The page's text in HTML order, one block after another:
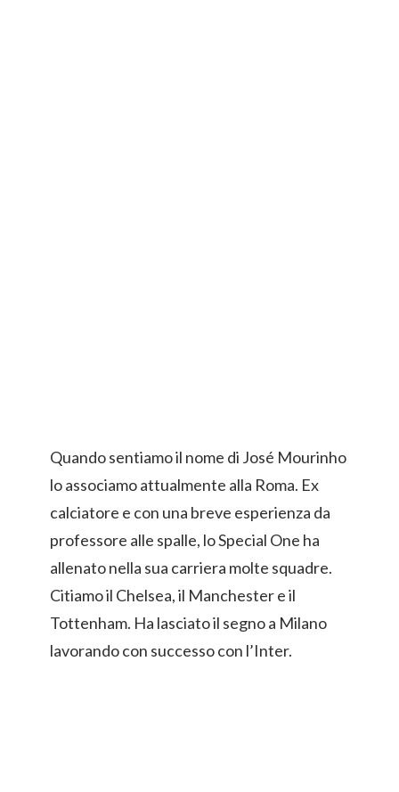
Quando sentiamo il nome di José Mourinho
lo associamo attualmente alla Roma. Ex
calciatore e con una breve esperienza da
professore alle spalle, lo Special One ha
allenato nella sua carriera molte squadre.
Citiamo il Chelsea, il Manchester e il
Tottenham. Ha lasciato il segno a Milano
lavorando con successo con l’Inter.